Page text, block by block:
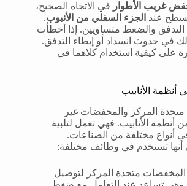
غريب الأطوار في الاتجاه الصحيح،
عند الجزء السفلي من الأنبوب.
التدفق والضغط متساويين. إذا أخطأت
في حدوث انسداد أو إبطاء التدفق.
على كيفية استخدام كلاهما في
أنظمة الأنابيب
المركز والمخفضات غير
أنظمة الأنابيب. فهي تعمل لتلبية
في أنواع مختلفة من الصناعات.
أنها تستخدم في وظائف مختلفة:
المخفضات متحدة المركز لتوصيل